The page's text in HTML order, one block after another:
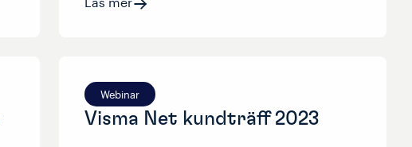
Webinar
Visma Net kundträff 2023